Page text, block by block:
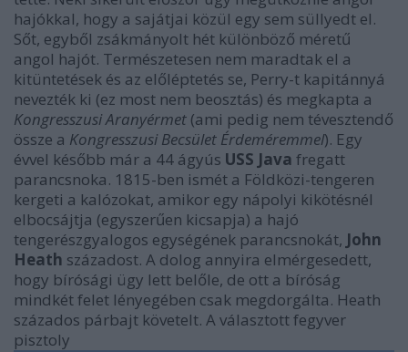
hajókkal, hogy a sajátjai közül egy sem süllyedt el.
Sőt, egyből zsákmányolt hét különböző méretű
angol hajót. Természetesen nem maradtak el a
kitüntetések és az előléptetés se, Perry-t kapitánnyá
nevezték ki (ez most nem beosztás) és megkapta a
Kongresszusi Aranyérmet (ami pedig nem tévesztendő
össze a Kongresszusi Becsület Érdeméremmel). Egy
évvel később már a 44 ágyús USS Java fregatt
parancsnoka. 1815-ben ismét a Földközi-tengeren
kergeti a kalózokat, amikor egy nápolyi kikötésnél
elbocsájtja (egyszerűen kicsapja) a hajó
tengerészgyalogos egységének parancsnokát, John
Heath századost. A dolog annyira elmérgesedett,
hogy bírósági ügy lett belőle, de ott a bíróság
mindkét felet lényegében csak megdorgálta. Heath
százados párbajt követelt. A választott fegyver
pisztoly